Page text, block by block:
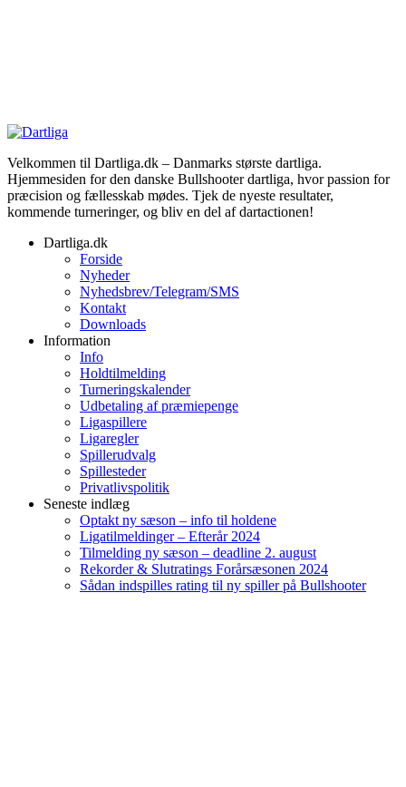
Velkommen til Dartliga.dk – Danmarks største dartliga.
Hjemmesiden for den danske Bullshooter dartliga, hvor passion for
præcision og fællesskab mødes. Tjek de nyeste resultater,
kommende turneringer, og bliv en del af dartactionen!
Dartliga.dk
Forside
Nyheder
Nyhedsbrev/Telegram/SMS
Kontakt
Downloads
Information
Info
Holdtilmelding
Turneringskalender
Udbetaling af præmiepenge
Ligaspillere
Ligaregler
Spillerudvalg
Spillesteder
Privatlivspolitik
Seneste indlæg
Optakt ny sæson – info til holdene
Ligatilmeldinger – Efterår 2024
Tilmelding ny sæson – deadline 2. august
Rekorder & Slutratings Forårsæsonen 2024
Sådan indspilles rating til ny spiller på Bullshooter